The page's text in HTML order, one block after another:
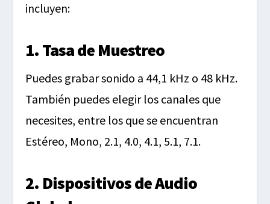
incluyen:
1. Tasa de Muestreo
Puedes grabar sonido a 44,1 kHz o 48 kHz.
También puedes elegir los canales que
necesites, entre los que se encuentran
Estéreo, Mono, 2.1, 4.0, 4.1, 5.1, 7.1.
2. Dispositivos de Audio